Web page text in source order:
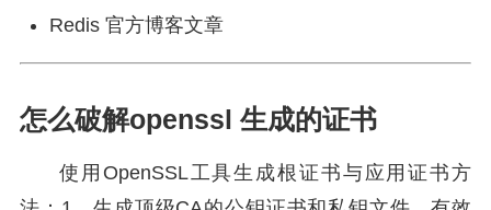
Redis 官方博客文章
怎么破解openssl 生成的证书
使用OpenSSL工具生成根证书与应用证书方